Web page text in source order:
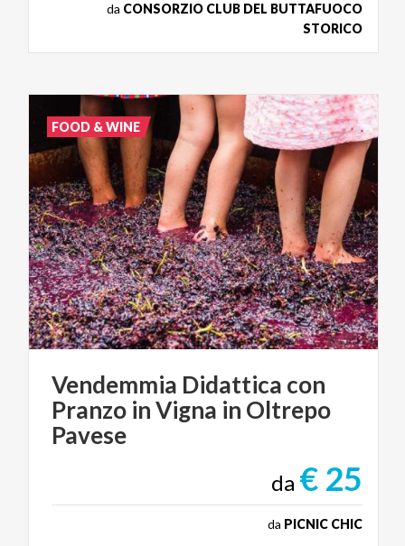
da CONSORZIO CLUB DEL BUTTAFUOCO
STORICO
Vendemmia Didattica con
Pranzo in Vigna in Oltrepo
Pavese
da € 25
da PICNIC CHIC
FOOD & WINE